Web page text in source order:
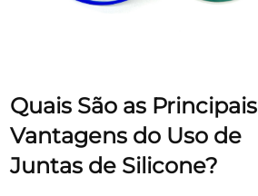
Quais São as Principais
Vantagens do Uso de
Juntas de Silicone?